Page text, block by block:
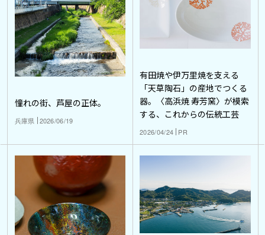
憧れの街、芦屋の正体。
兵庫県 2026/06/19
有田焼や伊万里焼を支える
「天草陶石」の産地でつくる
器。〈高浜焼 寿芳窯〉が模索
する、これからの伝統工芸
2026/04/24 PR